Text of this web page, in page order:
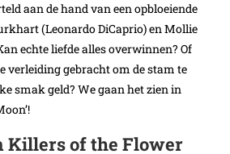
aan de hand van een opbloeiende
(Leonardo DiCaprio) en Mollie
echte liefde alles overwinnen? Of
verleiding gebracht om de stam te
smak geld? We gaan het zien in
Killers of the Flower